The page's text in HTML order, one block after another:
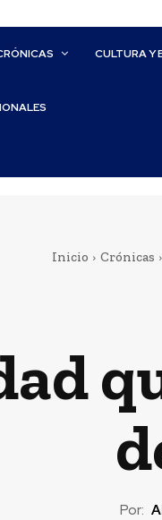
CULTURA Y
Inicio Crónicas
Por: